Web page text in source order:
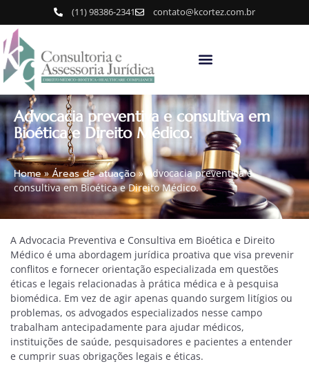
(11) 98386-2341 contato@kcortez.com.br
Advocacia preventiva e consultiva em
Bioética e Direito Médico.
Home»Áreas de atuação» Advocacia preventiva e
consultiva em Bioética e Direito Médico.
A Advocacia Preventiva e Consultiva em Bioética e Direito
Médico é uma abordagem jurídica proativa que visa prevenir
conflitos e fornecer orientação especializada em questões
éticas e legais relacionadas à prática médica e à pesquisa
biomédica. Em vez de agir apenas quando surgem litígios ou
problemas, os advogados especializados nesse campo
trabalham antecipadamente para ajudar médicos,
instituições de saúde, pesquisadores e pacientes a entender
e cumprir suas obrigações legais e éticas.